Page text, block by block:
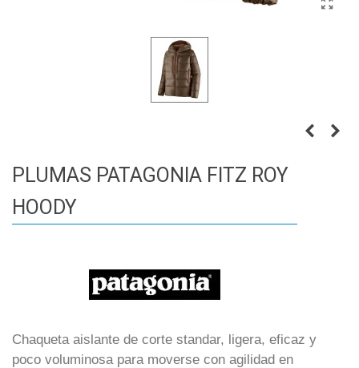
PLUMAS PATAGONIA FITZ ROY
HOODY
Chaqueta aislante de corte standar, ligera, eficaz y
poco voluminosa para moverse con agilidad en